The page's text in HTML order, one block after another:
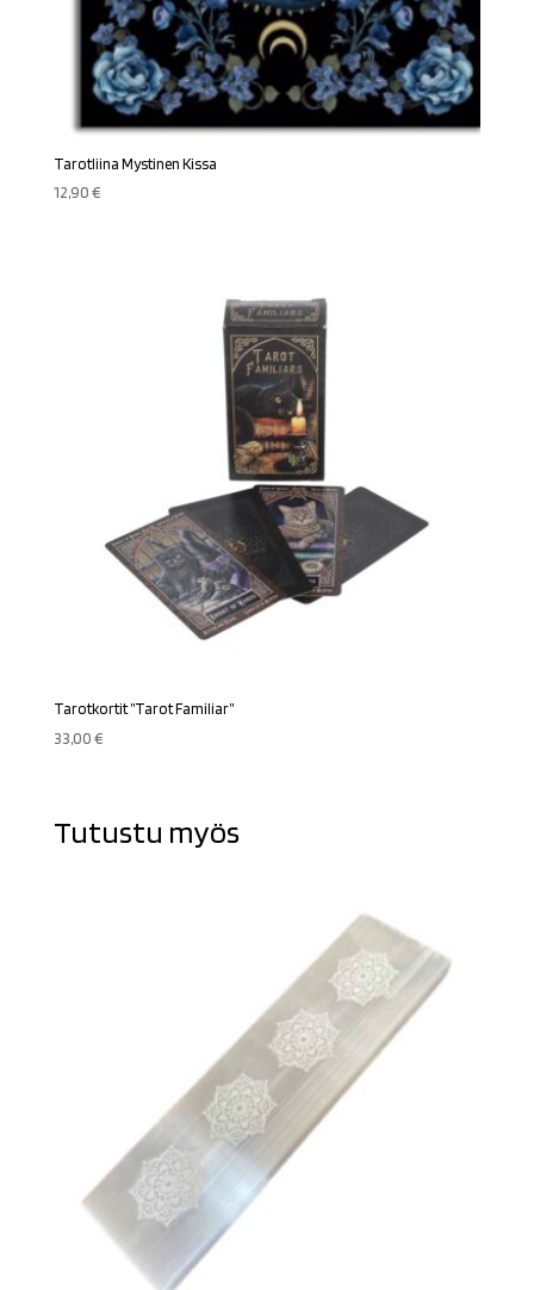
Tarotliina Mystinen Kissa
12,90€
Tarotkortit ”Tarot Familiar”
33,00€
Tutustu myös